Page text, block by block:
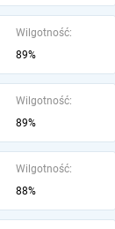
Wilgotność:
89%
Wilgotność:
89%
Wilgotność:
88%